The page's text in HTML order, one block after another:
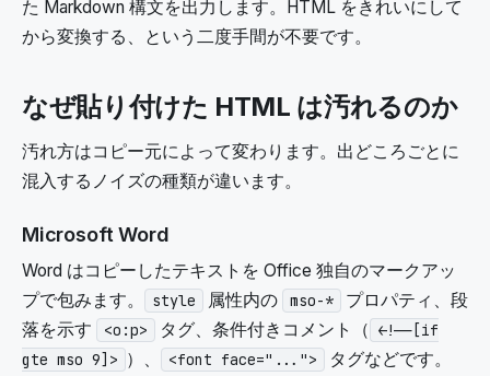
た Markdown 構文を出力します。HTML をきれいにして
から変換する、という二度手間が不要です。
なぜ貼り付けた HTML は汚れるのか
汚れ方はコピー元によって変わります。出どころごとに
混入するノイズの種類が違います。
Microsoft Word
Word はコピーしたテキストを Office 独自のマークアッ
プで包みます。
style 属性内の mso-*
プロパティ、段
落を示す
<o:p> タグ、条件付きコメント（ <!--[if
gte mso 9]> ）、 <font face="...">
タグなどです。